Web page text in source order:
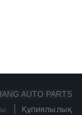
AUTO PARTS
Құпиялылық